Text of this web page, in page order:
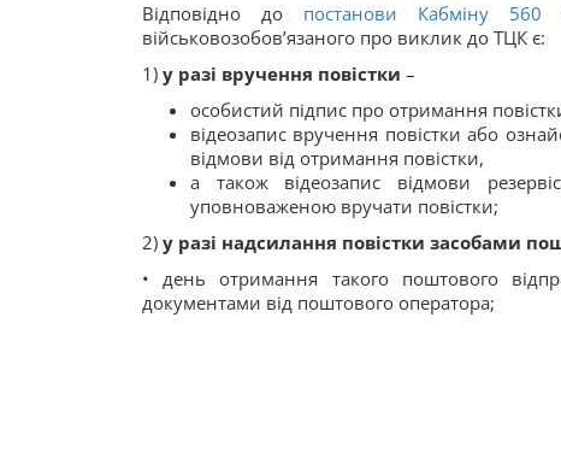
Відповідно до постанови Кабміну 560
військовозобов’язаного про виклик до ТЦК є:
1) у разі вручення повістки –
особистий підпис про отримання
відеозапис вручення повістки або
відмови від отримання повістки,
а також відеозапис відмови
уповноваженою вручати повістки;
2) у разі надсилання повістки засобами
• день отримання такого поштового
документами від поштового оператора;